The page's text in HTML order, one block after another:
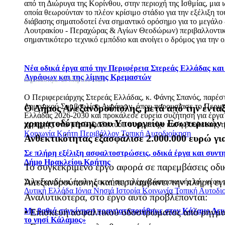
από τη Διώρυγα της Κορίνθου, στην περιοχή της Ισθμίας, μια
οποία θεωρούνταν το πλέον κρίσιμο στάδιο για την εξέλιξη
διάβασης σηματοδοτεί ένα σημαντικό ορόσημο για το
Λουτρακίου - Περαχώρας & Αγίων Θεοδώρων)
σημαντικότερο τεχνικό εμπόδιο και ανοίγει ο δρόμος για
Νέα οδικά έργα από την Περιφέρεια Στερεάς Ελλάδας
Αγράφων και της λίμνης Κρεμαστών
Ο Περιφερειάρχης Στερεάς Ελλάδας, κ. Φάνης Σπανός,
Δημοτικού Συμβουλίου Αγράφων, όπου παρουσίασε το
Ελλάδας 2026-2030 και προκάλεσε ευρεία συζήτηση για έργα
περιοχής, ενώ μέσω διαδικτύου συμμετείχε και η
Κοινωνία Κρήτη Περιβάλλον Τοπική Αυτοδιοίκηση
Σε πλήρη εξέλιξη ασφαλτοστρώσεις, οδικά έργα και
Δήμο Ηρακλείου Κρήτης
Συγκεκριμένα, έχουν ξεκινήσει τα έργα κατασκευής του
Δυτική Ελλάδα Ιόνια Νησιά Ιστορία Κοινωνία Τοπική
Με βαθιά συγκίνηση πραγματοποιήθηκε στον Κάλαμο
το νησί Κάλαμος»
Δημοσιεύτηκε: 29 Μαρτίου 2023
Ο Δήμος Αλεξανδρούπολης, μετά από την
χρηματοδότησης του Υπουργείου
Ανθεκτικότητας εξασφάλισε 2.000.000 ευρώ
Το συγκεκριμένο έργο αφορά σε παρεμβάσεις
Αλεξανδρούπολης και περιλαμβάνει την πλήρη
Αναλυτικότερα, στο έργο αυτό προβλέπονται:
• Επισκευή ασφαλτικού οδοστρώματος από